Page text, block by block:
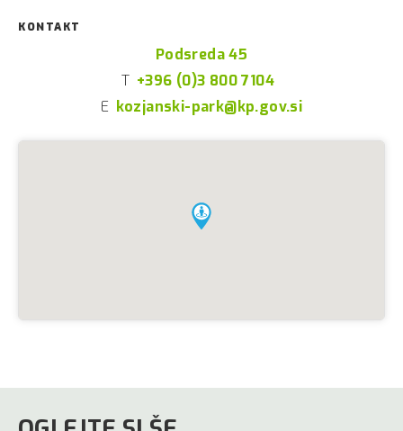
KONTAKT
Podsreda 45
T +396 (0)3 800 7104
E kozjanski-park@kp.gov.si